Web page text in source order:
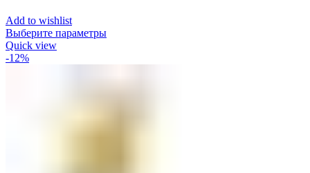
Add to wishlist
Выберите параметры
Quick view
-12%